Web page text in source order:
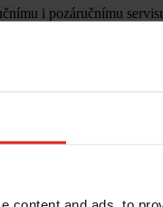
i pozáručnímu
v krátké době spojí